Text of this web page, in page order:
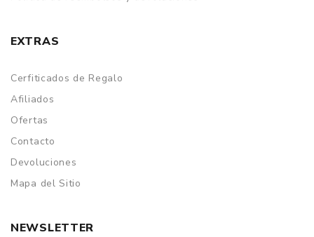
EXTRAS
Cerfiticados de Regalo
Afiliados
Ofertas
Contacto
Devoluciones
Mapa del Sitio
NEWSLETTER